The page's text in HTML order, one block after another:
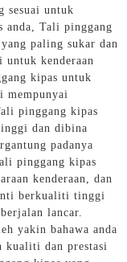
sesuai untuk
anda, Tali pinggang
paling sukar dan
untuk kenderaan
kipas untuk
mempunyai
pinggang kipas
dan dibina
padanya
pinggang kipas
kenderaan, dan
berkualiti tinggi
lancar.
yakin bahawa anda
kualiti dan prestasi